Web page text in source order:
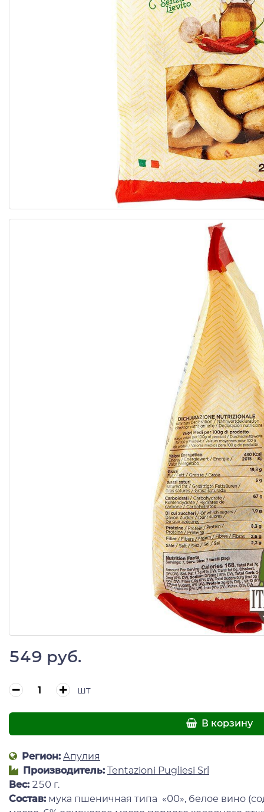
549 руб.
шт
В корзину
Регион: Апулия
Производитель: Tentazioni Pugliesi Srl
Вес: 250 г.
Состав: мука пшеничная типа «00», белое вино